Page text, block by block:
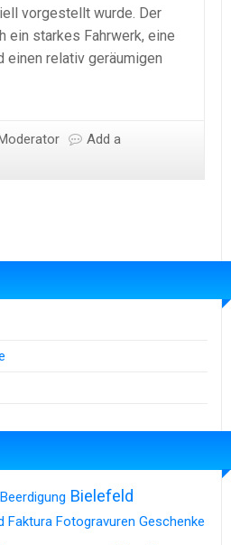
vorgestellt wurde. Der
ein starkes Fahrwerk, eine
einen relativ geräumigen
Add a
Beerdigung Bielefeld
Faktura Fotogravuren Geschenke